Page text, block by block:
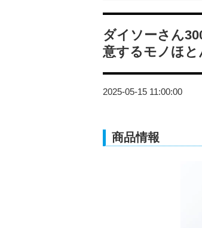
ダイソーさん
意するモノほ
2025-05-15 11:00:00
商品情報